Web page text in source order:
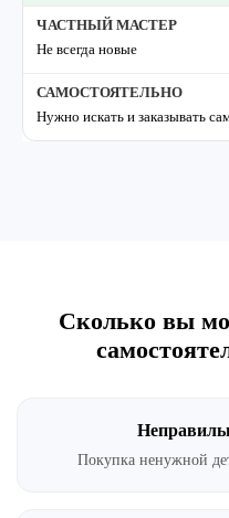
Не всегда новые
Нужно искать и заказывать
Сколько вы
Покупка ненужной